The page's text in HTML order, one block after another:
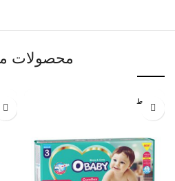
محصولات
متوسط